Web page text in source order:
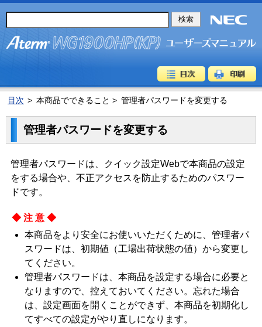
目次 > 本商品でできること > 管理者パスワードを変更する
管理者パスワードを変更する
管理者パスワードは、クイック設定Webで本商品の設定
をする場合や、不正アクセスを防止するためのパスワー
ドです。
◆注意◆
本商品をより安全にお使いいただくために、管理者パ
スワードは、初期値（工場出荷状態の値）から変更し
てください。
管理者パスワードは、本商品を設定する場合に必要と
なりますので、控えておいてください。忘れた場合
は、設定画面を開くことができず、本商品を初期化し
てすべての設定がやり直しになります。